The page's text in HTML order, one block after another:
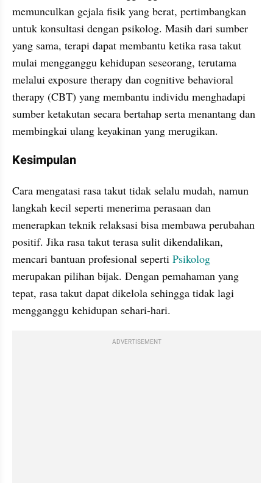
memunculkan gejala fisik yang berat, pertimbangkan
untuk konsultasi dengan psikolog. Masih dari sumber
yang sama, terapi dapat membantu ketika rasa takut
mulai mengganggu kehidupan seseorang, terutama
melalui exposure therapy dan cognitive behavioral
therapy (CBT) yang membantu individu menghadapi
sumber ketakutan secara bertahap serta menantang dan
membingkai ulang keyakinan yang merugikan.
Kesimpulan
Cara mengatasi rasa takut tidak selalu mudah, namun
langkah kecil seperti menerima perasaan dan
menerapkan teknik relaksasi bisa membawa perubahan
positif. Jika rasa takut terasa sulit dikendalikan,
mencari bantuan profesional seperti Psikolog
merupakan pilihan bijak. Dengan pemahaman yang
tepat, rasa takut dapat dikelola sehingga tidak lagi
mengganggu kehidupan sehari-hari.
ADVERTISEMENT